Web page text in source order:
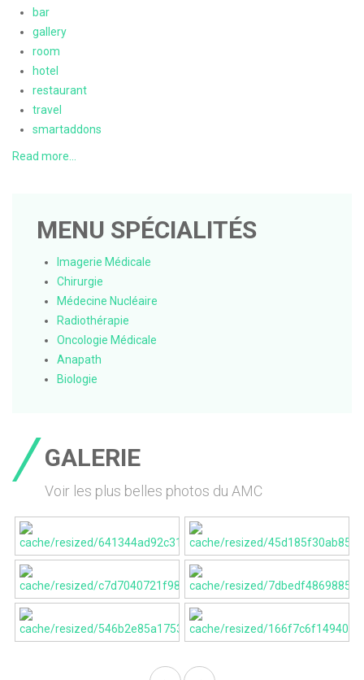
bar
gallery
room
hotel
restaurant
travel
smartaddons
Read more...
MENU SPÉCIALITÉS
Imagerie Médicale
Chirurgie
Médecine Nucléaire
Radiothérapie
Oncologie Médicale
Anapath
Biologie
GALERIE
Voir les plus belles photos du AMC